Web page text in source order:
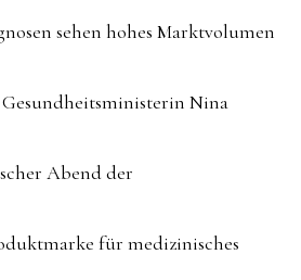
sehen hohes Marktvolumen
Nina
Abend der
für medizinisches